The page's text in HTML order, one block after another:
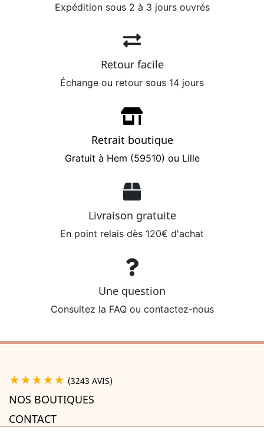
Expédition sous 2 à 3 jours ouvrés
Retour facile
Échange ou retour sous 14 jours
Retrait boutique
Gratuit à Hem (59510) ou Lille
Livraison gratuite
En point relais dès 120€ d'achat
Une question
Consultez la FAQ ou contactez-nous
★★★★★ (3243 AVIS)
NOS BOUTIQUES
CONTACT